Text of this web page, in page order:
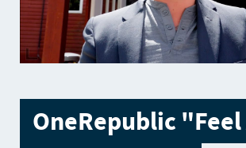
OneRepublic